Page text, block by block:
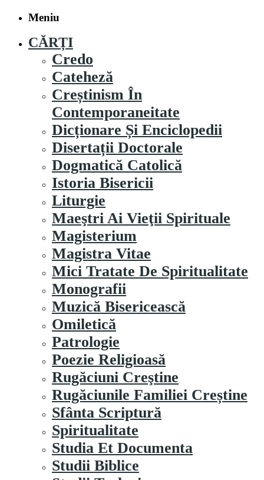
Meniu
CĂRȚI
Credo
Cateheză
Creștinism În
Contemporaneitate
Dicționare Și Enciclopedii
Disertații Doctorale
Dogmatică Catolică
Istoria Bisericii
Liturgie
Maeştri Ai Vieţii Spirituale
Magisterium
Magistra Vitae
Mici Tratate De Spiritualitate
Monografii
Muzică Bisericească
Omiletică
Patrologie
Poezie Religioasă
Rugăciuni Creştine
Rugăciunile Familiei Creștine
Sfânta Scriptură
Spiritualitate
Studia Et Documenta
Studii Biblice